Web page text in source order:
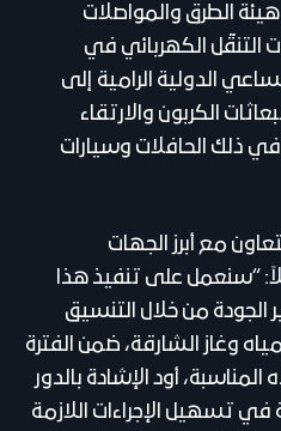
الطرق والمواصلات
التنقّل الكهربائي في
الدولية الرامية إلى
الكربون والارتقاء
في ذلك الحافلات وسيارات
مع أبرز الجهات
“سنعمل على تنفيذ هذا
الجودة من خلال التنسيق
وغاز الشارقة، ضمن الفترة
أود الإشادة بالدور
تسهيل الإجراءات اللازمة